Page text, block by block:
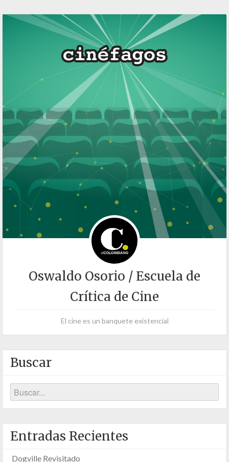
Oswaldo Osorio / Escuela de
Crítica de Cine
El cine es un banquete existencial
Buscar
Entradas Recientes
Dogville Revisitado